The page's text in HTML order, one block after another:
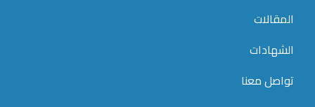
المقالات
الشهادات
تواصل معنا